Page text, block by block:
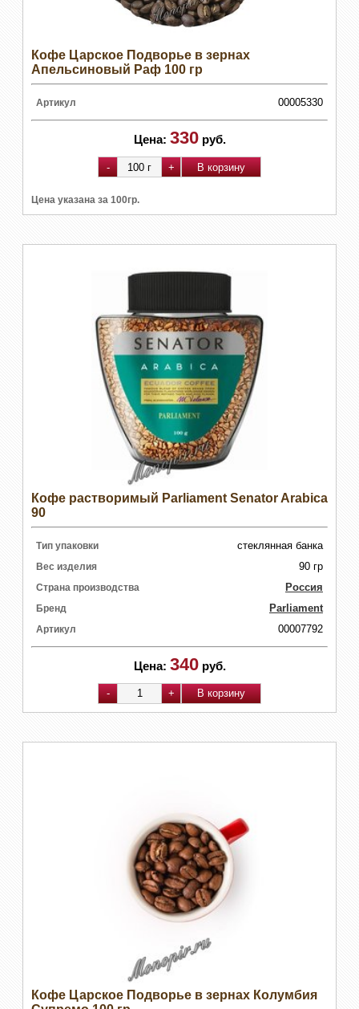
Кофе Царское Подворье в зернах
Апельсиновый Раф 100 гр
Артикул 00005330
Цена: 330 руб.
Цена указана за 100гр.
Кофе растворимый Parliament Senator Arabica
90
Тип упаковки стеклянная банка
Вес изделия 90 гр
Страна производства Россия
Бренд Parliament
Артикул 00007792
Цена: 340 руб.
Кофе Царское Подворье в зернах Колумбия